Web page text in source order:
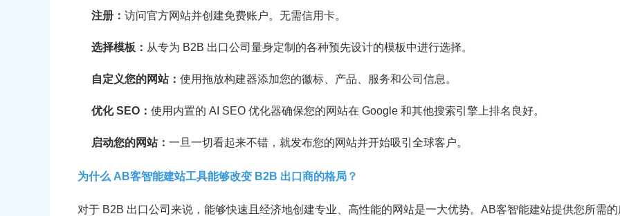
注册： 访问官方网站并创建免费账户。无需信用卡。
选择模板： 从专为 B2B 出口公司量身定制的各种预先设计的模板中进行选择。
自定义您的网站： 使用拖放构建器添加您的徽标、产品、服务和公司信息。
优化 SEO： 使用内置的 AI SEO 优化器确保您的网站在 Google 和其他搜索引擎上排名良好。
启动您的网站： 一旦一切看起来不错，就发布您的网站并开始吸引全球客户。
为什么 AB客智能建站工具能够改变 B2B 出口商的格局？
对于 B2B 出口公司来说，能够快速且经济地创建专业、高性能的网站是一大优势。AB客智能建站提供您所需的